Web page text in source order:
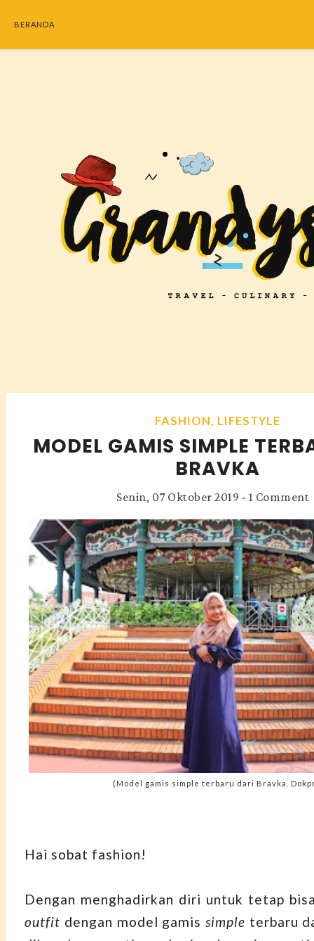
BERANDA
FASHION, LIFESTYLE
MODEL GAMIS SIMPLE
BRAVKA
Senin, 07 Oktober 2019 - 1 Comment
(Model gamis simple terbaru dari Bravka.
Hai sobat fashion!
Dengan menghadirkan diri untuk tetap
outfit dengan model gamis simple terbaru